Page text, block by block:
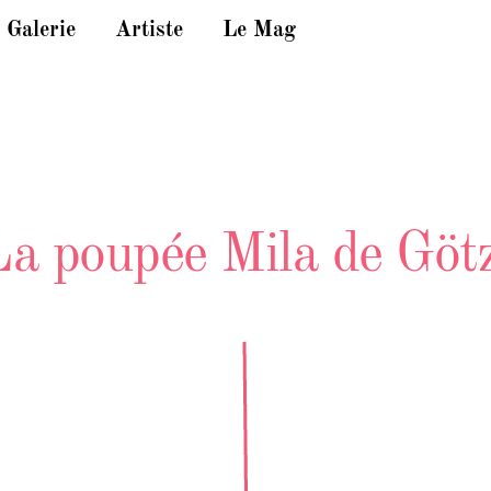
Galerie Artiste Le Mag
poupée Mila de